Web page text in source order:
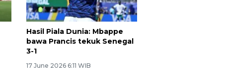
Hasil Piala Dunia: Mbappe
bawa Prancis tekuk Senegal
3-1
17 June 2026 6:11 WIB